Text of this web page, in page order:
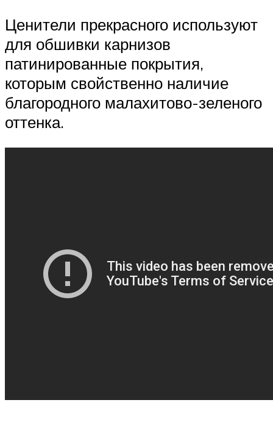
Ценители прекрасного используют
для обшивки карнизов
патинированные покрытия,
которым свойственно наличие
благородного малахитово-зеленого
оттенка.